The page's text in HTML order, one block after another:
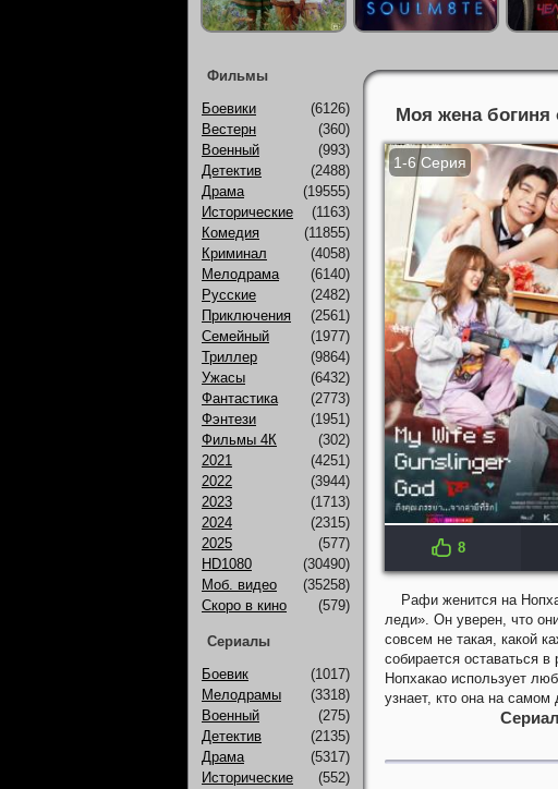
Моя жена богиня
8
1-6 Серия
Рафи женится на
леди». Он уверен, что
совсем не такая, какой
собирается оставаться
Нопхакао использует
узнает, кто она на самом
Фильмы
Боевики
(6126)
Вестерн
(360)
Военный
(993)
Детектив
(2488)
Драма
(19555)
Исторические
(1163)
Комедия
(11855)
Криминал
(4058)
Мелодрама
(6140)
Русские
(2482)
Приключения
(2561)
Семейный
(1977)
Триллер
(9864)
Ужасы
(6432)
Фантастика
(2773)
Фэнтези
(1951)
Фильмы 4К
(302)
2021
(4251)
2022
(3944)
2023
(1713)
2024
(2315)
2025
(577)
HD1080
(30490)
Моб. видео
(35258)
Скоро в кино
(579)
Сериалы
Боевик
(1017)
Мелодрамы
(3318)
Военный
(275)
Детектив
(2135)
Драма
(5317)
Исторические
(552)